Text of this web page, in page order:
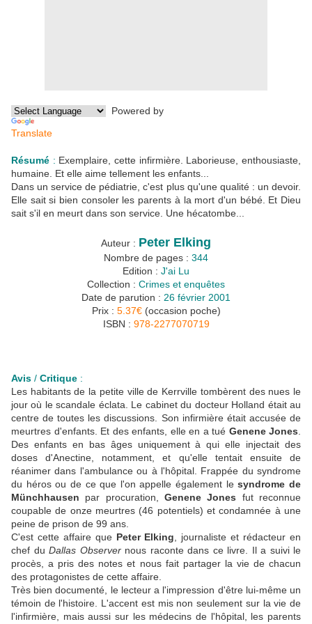
Powered by
Translate
Résumé : Exemplaire, cette infirmière. Laborieuse, enthousiaste,
humaine. Et elle aime tellement les enfants...
Dans un service de pédiatrie, c'est plus qu'une qualité : un devoir.
Elle sait si bien consoler les parents à la mort d'un bébé. Et Dieu
sait s'il en meurt dans son service. Une hécatombe...
Auteur : Peter Elking
Nombre de pages : 344
Edition : J'ai Lu
Collection : Crimes et enquêtes
Date de parution : 26 février 2001
Prix : 5.37€(occasion poche)
ISBN : 978-2277070719
Avis / Critique :
Les habitants de la petite ville de Kerrville tombèrent des nues le
jour où le scandale éclata. Le cabinet du docteur Holland était au
centre de toutes les discussions. Son infirmière était accusée de
meurtres d'enfants. Et des enfants, elle en a tué Genene Jones
Des enfants en bas âges uniquement à qui elle injectait des
doses d'Anectine, notamment, et qu'elle tentait ensuite de
réanimer dans l'ambulance ou à l'hôpital. Frappée du syndrome
du héros ou de ce que l'on appelle également lesyndrome de
Münchhausen par procuration, Genene Jones fut reconnue
coupable de onze meurtres (46 potentiels) et condamnée à une
peine de prison de 99 ans.
C'est cette affaire que Peter Elking , journaliste et rédacteur en
chef du Dallas Observernous raconte dans ce livre. Il a suivi le
procès, a pris des notes et nous fait partager la vie de chacun
des protagonistes de cette affaire.
Très bien documenté, le lecteur a l'impression d'être lui-même un
témoin de l'histoire. L'accent est mis non seulement sur la vie de
l'infirmière, mais aussi sur les médecins de l'hôpital, les parents